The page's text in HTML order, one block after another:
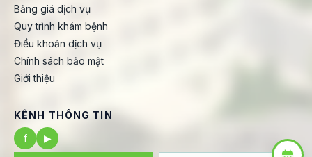
Bảng giá dịch vụ
Quy trình khám bệnh
Điều khoản dịch vụ
Chính sách bảo mật
Giới thiệu
KÊNH THÔNG TIN
f
▶